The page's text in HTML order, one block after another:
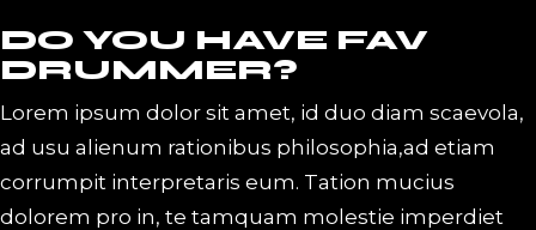
DO YOU HAVE FAV
DRUMMER?
Lorem ipsum dolor sit amet, id duo diam scaevola,
ad usu alienum rationibus philosophia,ad etiam
corrumpit interpretaris eum. Tation mucius
dolorem pro in, te tamquam molestie imperdiet